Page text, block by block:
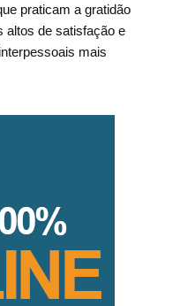
praticam a gratidão
altos de satisfação e
mais